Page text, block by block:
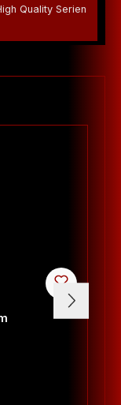
Quality Serien